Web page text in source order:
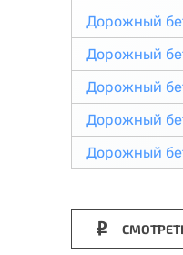
Дорожный
Дорожный
Дорожный
Дорожный
Дорожный